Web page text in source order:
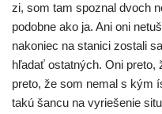
zi, som tam spoz­nal dvoch
podob­ne ako ja. Ani oni
nako­niec na sta­ni­ci zosta­li
hľa­dať ostat­ných. Oni pre­to,
pre­to, že som nemal s kým
takú šan­cu na vyrie­še­nie